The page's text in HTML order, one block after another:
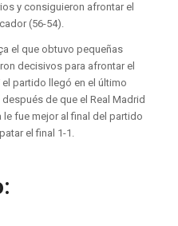
y consiguieron afrontar el
(56-54).
el que obtuvo pequeñas
decisivos para afrontar el
partido llegó en el último
de que el Real Madrid
le fue mejor al final del partido
el final 1-1.